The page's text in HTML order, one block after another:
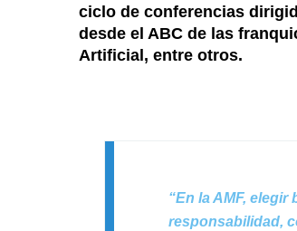
ciclo de conferencias
desde el ABC de las
Artificial, entre otros.
“En la AMF,
responsabilidad,